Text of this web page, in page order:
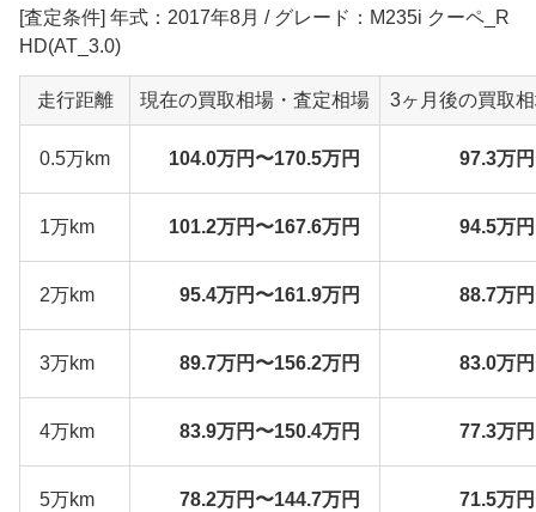
[査定条件] 年式：2017年8月 / グレード：M235i クーペ_R
HD(AT_3.0)
走行距離 現在の買取相場・査定相場 3ヶ月後の買取
0.5万km 104.0万円〜170.5万円 97.3万
1万km 101.2万円〜167.6万円 94.5万
2万km 95.4万円〜161.9万円 88.7万
3万km 89.7万円〜156.2万円 83.0万
4万km 83.9万円〜150.4万円 77.3万
5万km 78.2万円〜144.7万円 71.5万